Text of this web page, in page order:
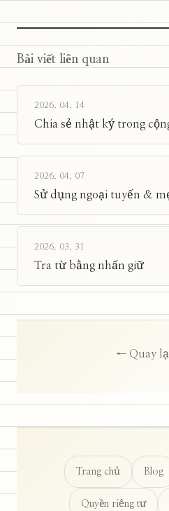
Bài viết liên quan
2026. 04. 14
Chia sẻ nhật ký trong
2026. 04. 07
Sử dụng ngoại tuyến &
2026. 03. 31
Tra từ bằng nhấn giữ
← Quay
Trang chủ Blog
Quyền riêng tư